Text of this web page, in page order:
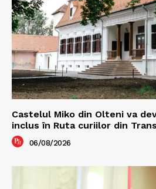
Castelul Miko din Olteni va
inclus în Ruta curiilor din
06/08/2026